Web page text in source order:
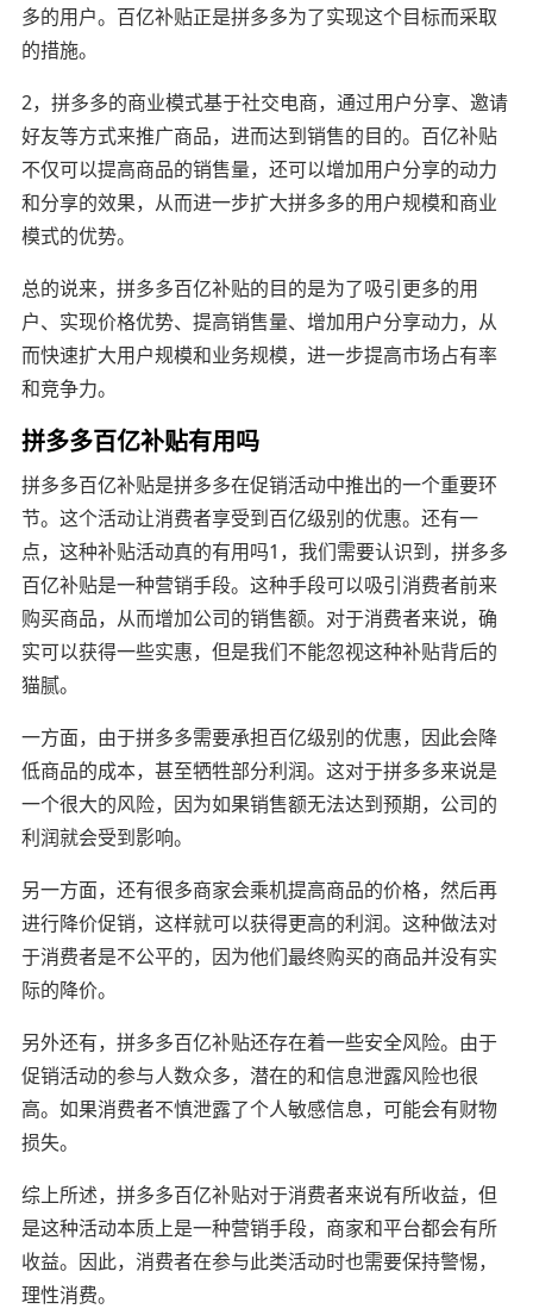
多的用户。百亿补贴正是拼多多为了实现这个目标而采取
的措施。
2，拼多多的商业模式基于社交电商，通过用户分享、邀请
好友等方式来推广商品，进而达到销售的目的。百亿补贴
不仅可以提高商品的销售量，还可以增加用户分享的动力
和分享的效果，从而进一步扩大拼多多的用户规模和商业
模式的优势。
总的说来，拼多多百亿补贴的目的是为了吸引更多的用
户、实现价格优势、提高销售量、增加用户分享动力，从
而快速扩大用户规模和业务规模，进一步提高市场占有率
和竞争力。
拼多多百亿补贴有用吗
拼多多百亿补贴是拼多多在促销活动中推出的一个重要环
节。这个活动让消费者享受到百亿级别的优惠。还有一
点，这种补贴活动真的有用吗1，我们需要认识到，拼多多
百亿补贴是一种营销手段。这种手段可以吸引消费者前来
购买商品，从而增加公司的销售额。对于消费者来说，确
实可以获得一些实惠，但是我们不能忽视这种补贴背后的
猫腻。
一方面，由于拼多多需要承担百亿级别的优惠，因此会降
低商品的成本，甚至牺牲部分利润。这对于拼多多来说是
一个很大的风险，因为如果销售额无法达到预期，公司的
利润就会受到影响。
另一方面，还有很多商家会乘机提高商品的价格，然后再
进行降价促销，这样就可以获得更高的利润。这种做法对
于消费者是不公平的，因为他们最终购买的商品并没有实
际的降价。
另外还有，拼多多百亿补贴还存在着一些安全风险。由于
促销活动的参与人数众多，潜在的和信息泄露风险也很
高。如果消费者不慎泄露了个人敏感信息，可能会有财物
损失。
综上所述，拼多多百亿补贴对于消费者来说有所收益，但
是这种活动本质上是一种营销手段，商家和平台都会有所
收益。因此，消费者在参与此类活动时也需要保持警惕，
理性消费。